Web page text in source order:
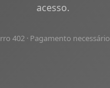
acesso.
402 · Pagamento necessário